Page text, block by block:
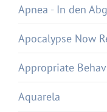
Apnea - In den
Apocalypse Now
Appropriate
Aquarela